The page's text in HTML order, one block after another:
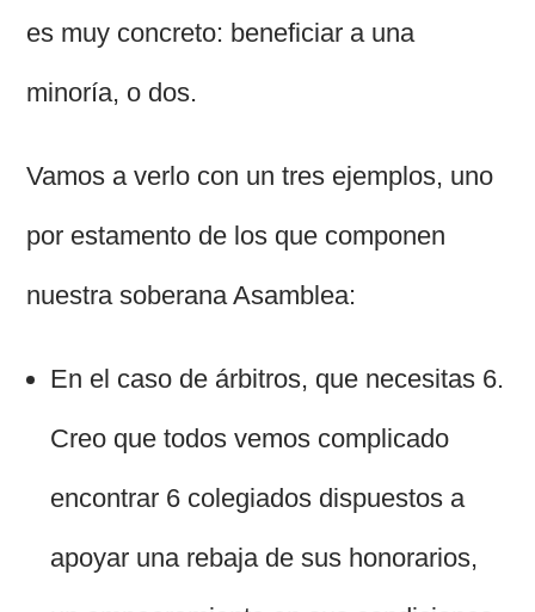
es muy concreto: beneficiar a una
minoría, o dos.
Vamos a verlo con un tres ejemplos, uno
por estamento de los que componen
nuestra soberana Asamblea:
En el caso de árbitros, que necesitas 6.
Creo que todos vemos complicado
encontrar 6 colegiados dispuestos a
apoyar una rebaja de sus honorarios,